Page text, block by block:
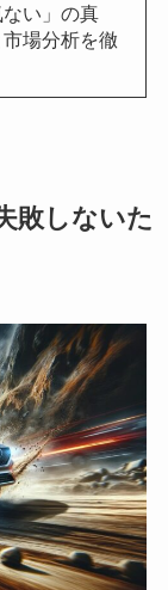
ない」の真
場分析を徹
敗しないた